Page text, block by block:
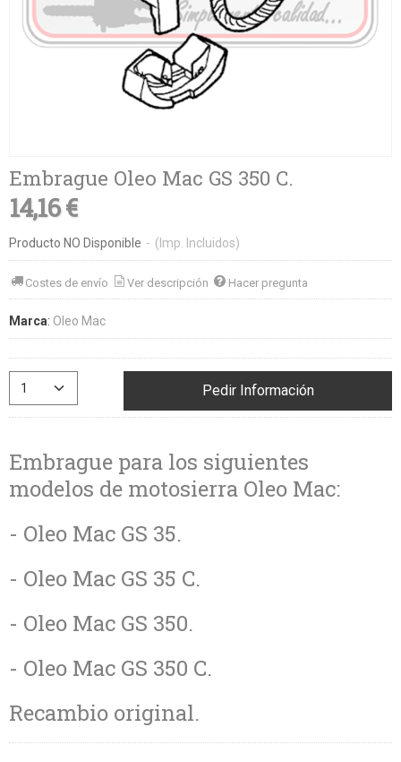
Embrague Oleo Mac GS 350 C.
14,16 €
Producto NO Disponible - (Imp. Incluidos)
Costes de envío Ver descripción Hacer pregunta
Marca: Oleo Mac
Pedir Información
Embrague para los siguientes
modelos de motosierra Oleo Mac:
- Oleo Mac GS 35.
- Oleo Mac GS 35 C.
- Oleo Mac GS 350.
- Oleo Mac GS 350 C.
Recambio original.